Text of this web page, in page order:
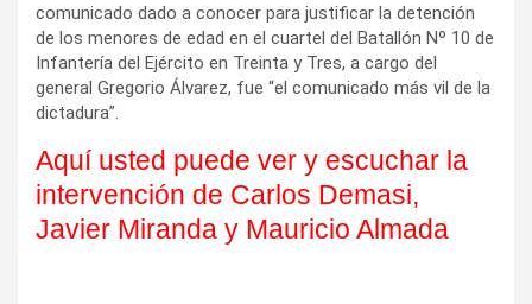
comunicado dado a conocer para justificar la detención
de los menores de edad en el cuartel del Batallón Nº 10 de
Infantería del Ejército en Treinta y Tres, a cargo del
general Gregorio Álvarez, fue “el comunicado más vil de la
dictadura”.
Aquí usted puede ver y escuchar la
intervención de Carlos Demasi,
Javier Miranda y Mauricio Almada